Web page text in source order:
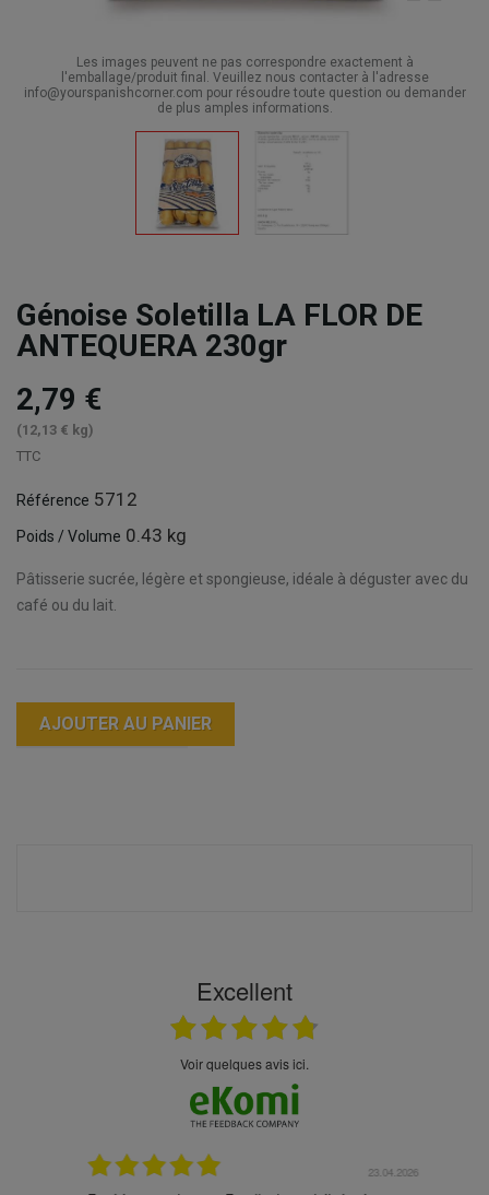
Les images peuvent ne pas correspondre exactement à
l'emballage/produit final. Veuillez nous contacter à l'adresse
info@yourspanishcorner.com pour résoudre toute question ou demander
de plus amples informations.
Génoise Soletilla LA FLOR DE
ANTEQUERA 230gr
2,79 €
(12,13 € kg)
TTC
Référence 5712
Poids / Volume 0.43 kg
Pâtisserie sucrée, légère et spongieuse, idéale à déguster avec du
café ou du lait.
AJOUTER AU PANIER
Excellent
Voir quelques avis ici.
23.04.2026